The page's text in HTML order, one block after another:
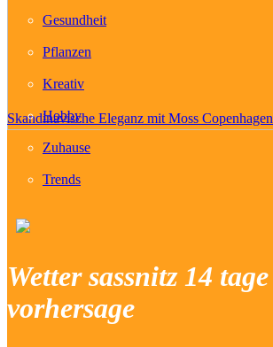
Skandinavische Eleganz mit Moss Copenhagen
Gesundheit
Pflanzen
Kreativ
Hobby
Zuhause
Trends
Wetter sassnitz 14 tage
vorhersage